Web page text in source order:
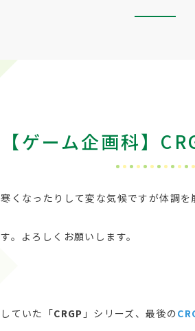
【ゲーム企画科】
くなったりして変な気候ですが体調を
。よろしくお願いします。
ていた「CRGP 」シリーズ、最後の